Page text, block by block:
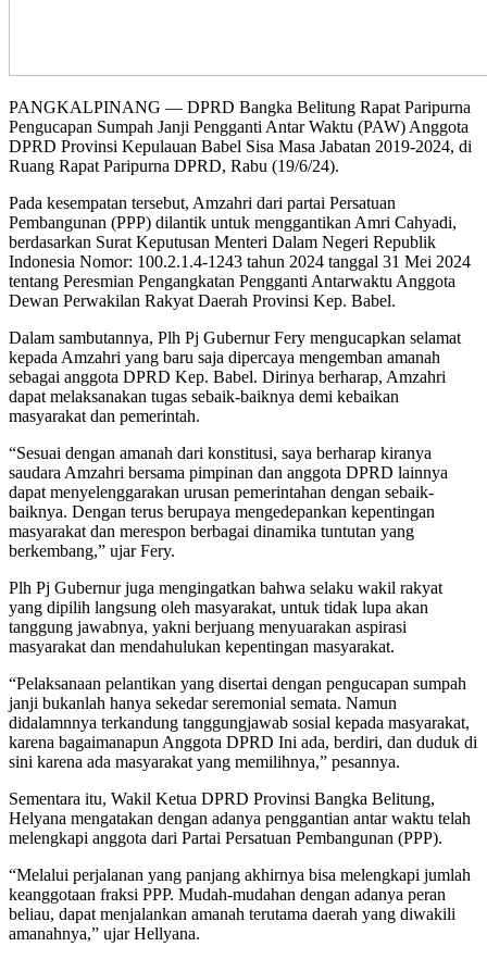
PANGKALPINANG — DPRD Bangka Belitung Rapat Paripurna
Pengucapan Sumpah Janji Pengganti Antar Waktu (PAW) Anggota
DPRD Provinsi Kepulauan Babel Sisa Masa Jabatan 2019-2024, di
Ruang Rapat Paripurna DPRD, Rabu (19/6/24).
Pada kesempatan tersebut, Amzahri dari partai Persatuan
Pembangunan (PPP) dilantik untuk menggantikan Amri Cahyadi,
berdasarkan Surat Keputusan Menteri Dalam Negeri Republik
Indonesia Nomor: 100.2.1.4-1243 tahun 2024 tanggal 31 Mei 2024
tentang Peresmian Pengangkatan Pengganti Antarwaktu Anggota
Dewan Perwakilan Rakyat Daerah Provinsi Kep. Babel.
Dalam sambutannya, Plh Pj Gubernur Fery mengucapkan selamat
kepada Amzahri yang baru saja dipercaya mengemban amanah
sebagai anggota DPRD Kep. Babel. Dirinya berharap, Amzahri
dapat melaksanakan tugas sebaik-baiknya demi kebaikan
masyarakat dan pemerintah.
“Sesuai dengan amanah dari konstitusi, saya berharap kiranya
saudara Amzahri bersama pimpinan dan anggota DPRD lainnya
dapat menyelenggarakan urusan pemerintahan dengan sebaik-
baiknya. Dengan terus berupaya mengedepankan kepentingan
masyarakat dan merespon berbagai dinamika tuntutan yang
berkembang,” ujar Fery.
Plh Pj Gubernur juga mengingatkan bahwa selaku wakil rakyat
yang dipilih langsung oleh masyarakat, untuk tidak lupa akan
tanggung jawabnya, yakni berjuang menyuarakan aspirasi
masyarakat dan mendahulukan kepentingan masyarakat.
“Pelaksanaan pelantikan yang disertai dengan pengucapan sumpah
janji bukanlah hanya sekedar seremonial semata. Namun
didalamnnya terkandung tanggungjawab sosial kepada masyarakat,
karena bagaimanapun Anggota DPRD Ini ada, berdiri, dan duduk di
sini karena ada masyarakat yang memilihnya,” pesannya.
Sementara itu, Wakil Ketua DPRD Provinsi Bangka Belitung,
Helyana mengatakan dengan adanya penggantian antar waktu telah
melengkapi anggota dari Partai Persatuan Pembangunan (PPP).
“Melalui perjalanan yang panjang akhirnya bisa melengkapi jumlah
keanggotaan fraksi PPP. Mudah-mudahan dengan adanya peran
beliau, dapat menjalankan amanah terutama daerah yang diwakili
amanahnya,” ujar Hellyana.